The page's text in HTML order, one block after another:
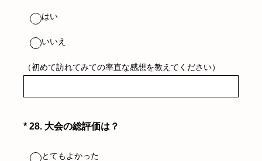
はい
いいえ
（初めて訪れてみての率直な感想を教えてください）
* 28. 大会の総評価は？
（必須）
とてもよかった